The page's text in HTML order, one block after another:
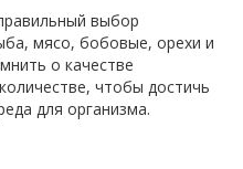
выбор
мясо, бобовые, орехи и
о качестве
чтобы достичь
для организма.